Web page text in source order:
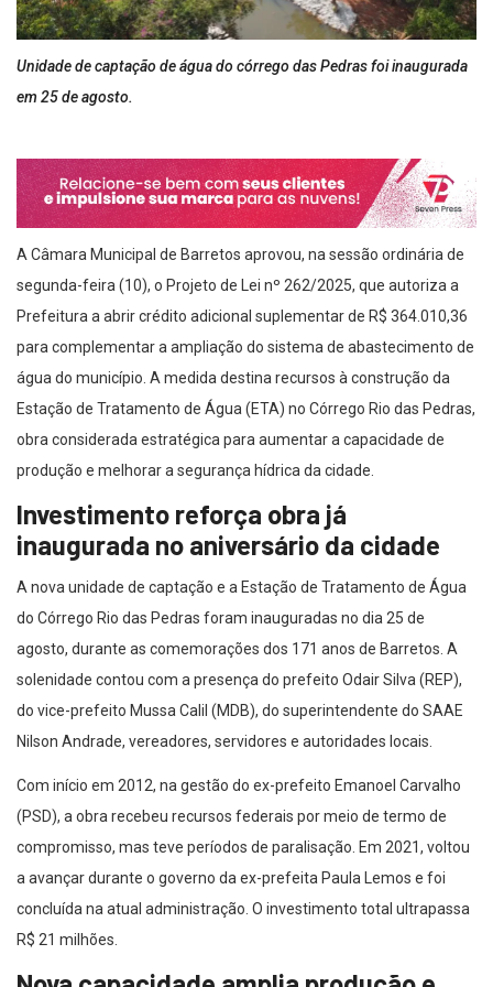
Unidade de captação de água do córrego das Pedras foi inaugurada
em 25 de agosto.
A Câmara Municipal de Barretos aprovou, na sessão ordinária de
segunda-feira (10), o Projeto de Lei nº 262/2025, que autoriza a
Prefeitura a abrir crédito adicional suplementar de R$ 364.010,36
para complementar a ampliação do sistema de abastecimento de
água do município. A medida destina recursos à construção da
Estação de Tratamento de Água (ETA) no Córrego Rio das Pedras,
obra considerada estratégica para aumentar a capacidade de
produção e melhorar a segurança hídrica da cidade.
Investimento reforça obra já
inaugurada no aniversário da cidade
A nova unidade de captação e a Estação de Tratamento de Água
do Córrego Rio das Pedras foram inauguradas no dia 25 de
agosto, durante as comemorações dos 171 anos de Barretos. A
solenidade contou com a presença do prefeito Odair Silva (REP),
do vice-prefeito Mussa Calil (MDB), do superintendente do SAAE
Nilson Andrade, vereadores, servidores e autoridades locais.
Com início em 2012, na gestão do ex-prefeito Emanoel Carvalho
(PSD), a obra recebeu recursos federais por meio de termo de
compromisso, mas teve períodos de paralisação. Em 2021, voltou
a avançar durante o governo da ex-prefeita Paula Lemos e foi
concluída na atual administração. O investimento total ultrapassa
R$ 21 milhões.